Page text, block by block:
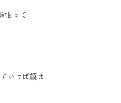
張って
いけば顔は